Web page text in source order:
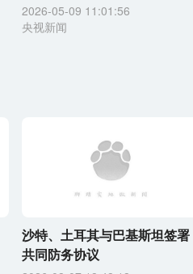
2026-05-09 11:01:56
央视新闻
沙特、土耳其与巴基斯坦签署
共同防务协议